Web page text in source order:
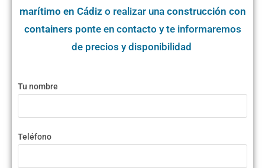
marítimo en Cádiz o realizar una construcción con
containers ponte en contacto y te informaremos
de precios y disponibilidad
Tu nombre
Teléfono